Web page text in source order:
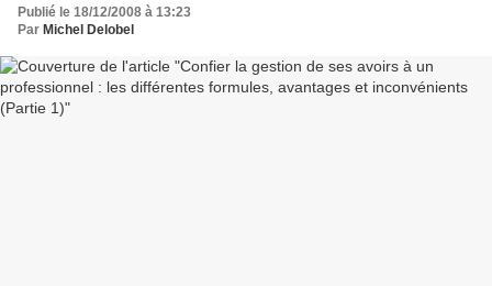
Publié le 18/12/2008 à 13:23
Par Michel Delobel